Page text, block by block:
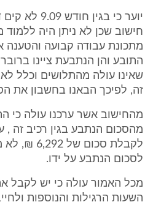
יוער כי בגין
חישוב שכן לא ניתן היה
מתכונת עבודה קבועה והטענה
התובע והן הנתבעת ציינו
שאינו עולה מהתלושים וכלל
זה, לפיכך הבאנו בחשבון את
מהחישוב אשר ערכנו עולה כי
מהסכום הנתבע בגין רכיב זה
לקבלת
לסכום הנתבע על ידו.
מכל האמור עולה כי יש לקבל
השעות הרגילות והנוספות